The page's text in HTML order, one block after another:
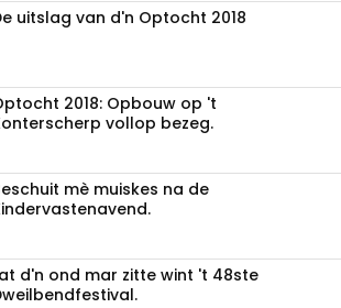
uitslag van d'n Optocht 2018
2018: Opbouw op 't
vollop bezeg.
mè muiskes na de
d'n ond mar zitte wint 't 48ste